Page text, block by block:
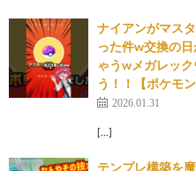
ナイアンがマス
った件w交換の
ゃうwメガレッ
う！！【ポケモン
2026.01.31
[…]
テンプレ構築を